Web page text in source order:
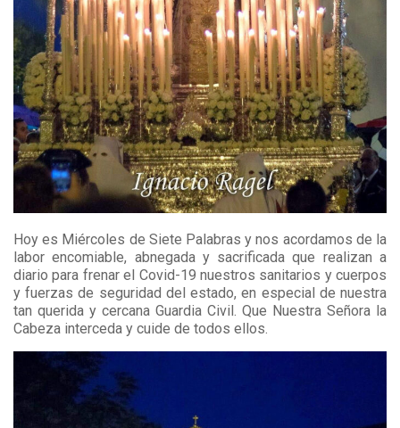
Hoy es Miércoles de Siete Palabras y nos acordamos de la
labor encomiable, abnegada y sacrificada que realizan a
diario para frenar el Covid-19 nuestros sanitarios y cuerpos
y fuerzas de seguridad del estado, en especial de nuestra
tan querida y cercana Guardia Civil. Que Nuestra Señora la
Cabeza interceda y cuide de todos ellos.